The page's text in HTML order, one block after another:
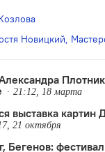
Life» (12+)
Новицкий
21:12, 18 марта
выставка картин
21 октября
Бегенов: